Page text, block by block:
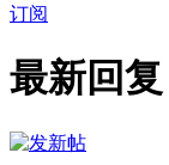
订阅
最新回复